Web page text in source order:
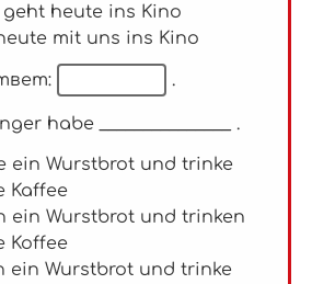
heute ins Kino
mit uns ins Kino
.
habe _______________ .
ein Wurstbrot und trinke
Kaffee
ein Wurstbrot und trinken
Koffee
ein Wurstbrot und trinke